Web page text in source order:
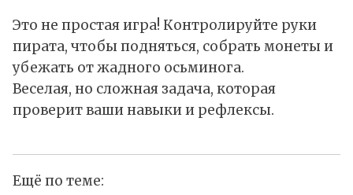
Это не простая игра! Контролируйте руки
пирата, чтобы подняться, собрать монеты и
убежать от жадного осьминога.
Веселая, но сложная задача, которая
проверит ваши навыки и рефлексы.
Ещё по теме: